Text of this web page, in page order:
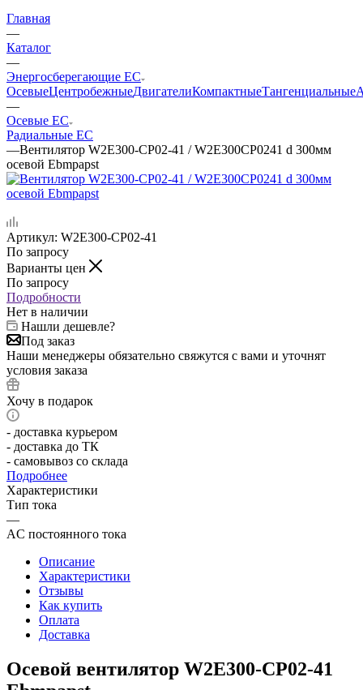
Главная
—
Каталог
—
Энергосберегающие EC
ОсевыеЦентробежныеДвигателиКомпактныеТангенциальные
—
Осевые EC
Радиальные EC
—Вентилятор W2E300-CP02-41 / W2E300CP0241 d 300мм
осевой Ebmpapst
Артикул: W2E300-CP02-41
По запросу
Варианты цен
По запросу
Подробности
Нет в наличии
Нашли дешевле?
Под заказ
Наши менеджеры обязательно свяжутся с вами и уточнят
условия заказа
Хочу в подарок
- доставка курьером
- доставка до ТК
- самовывоз со склада
Подробнее
Характеристики
Тип тока
—
AC постоянного тока
Описание
Характеристики
Отзывы
Как купить
Оплата
Доставка
Осевой вентилятор W2E300-CP02-41